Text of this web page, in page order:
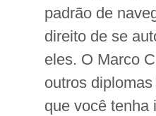
padrão de
direito de se
eles. O Marco
outros
que você tenha